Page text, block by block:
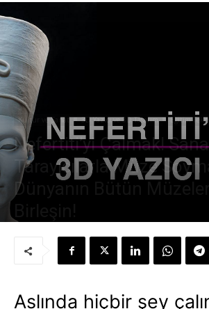
Kültür ve Sanat 3D Yazıcı ve 3D Tasarım Eğitim
Nefertiti’yi Çalmak!
Tarayıcılarla Müze
Dünyanın Bütün Müzeleri
Aslında hiçbir şey